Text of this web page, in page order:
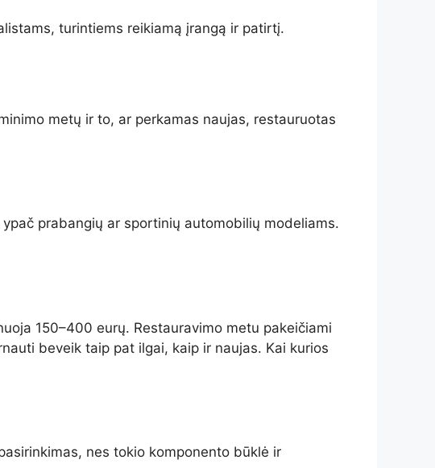
turintiems reikiamą įrangą ir patirtį.
metų ir to, ar perkamas naujas, restauruotas
prabangių ar sportinių automobilių modeliams.
150–400 eurų. Restauravimo metu pakeičiami
beveik taip pat ilgai, kaip ir naujas. Kai kurios
nes tokio komponento būklė ir